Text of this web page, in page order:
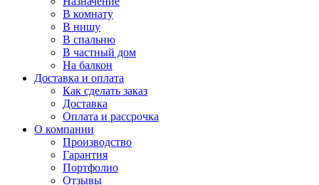
В комнату
В нишу
В спальню
В частный дом
На балкон
Доставка и оплата
Как сделать заказ
Доставка
Оплата и рассрочка
О компании
Производство
Гарантия
Портфолио
Отзывы